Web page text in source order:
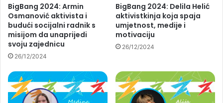
BigBang 2024: Armin
Osmanović aktivista i
budući socijalni radnik s
misijom da unaprijedi
svoju zajednicu
26/12/2024
BigBang 2024: Delila Helić
aktivistkinja koja spaja
umjetnost, medije i
motivaciju
26/12/2024